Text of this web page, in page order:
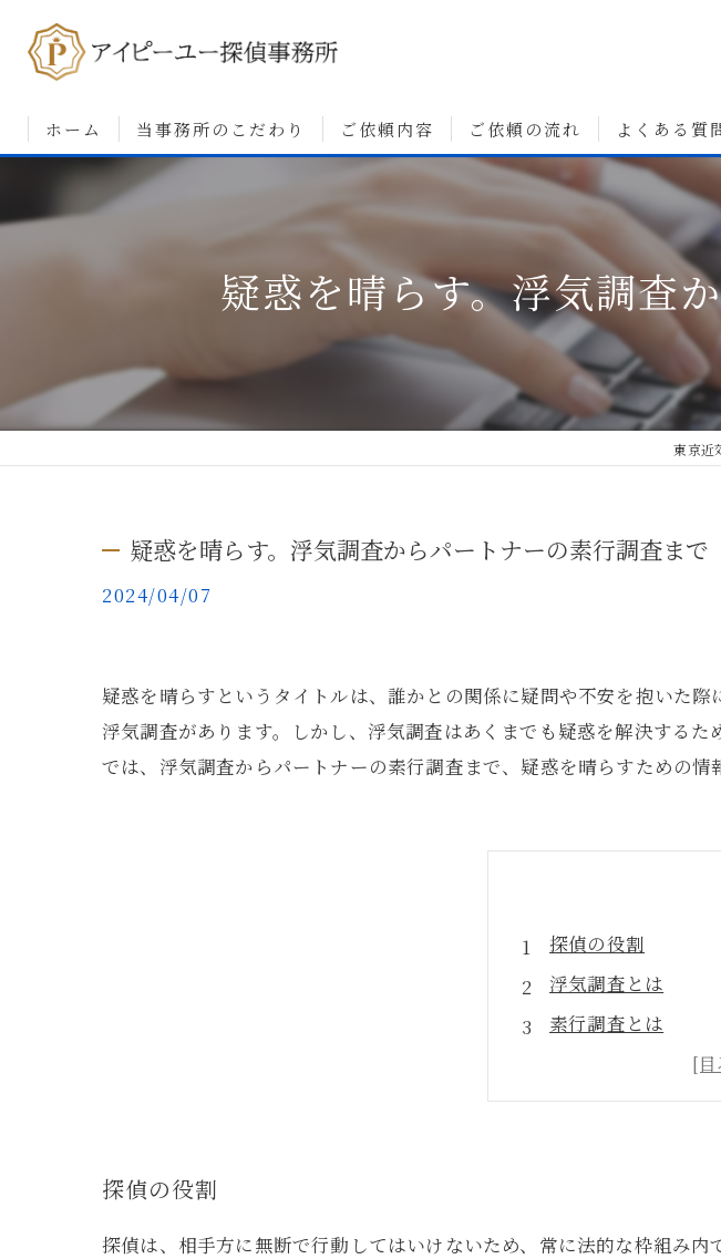
ホーム 当事務所のこだわり ご依頼内容
浮気調査について
婚前調査について
素行・行動調査について
人探しについて
ご依頼の流れ よくある質
疑惑を晴らす。浮気調査
東京近
疑惑を晴らす。浮気調査からパートナーの素行調査まで
2024/04/07
疑惑を晴らすというタイトルは、誰かとの関係に疑問や不安を抱いた
浮気調査があります。しかし、浮気調査はあくまでも疑惑を解決する
では、浮気調査からパートナーの素行調査まで、疑惑を晴らすための情
探偵の役割
浮気調査とは
素行調査とは
信頼できる探偵選
探偵の役割
探偵は、相手方に無断で行動してはいけないため、常に法的な枠組み